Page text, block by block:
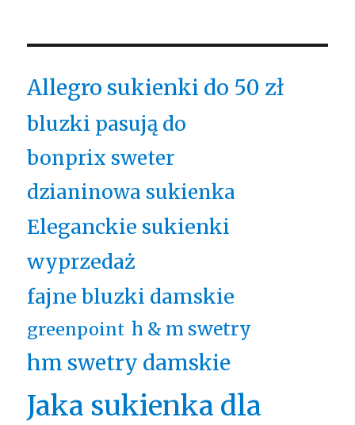
Allegro sukienki do 50 zł
bluzki pasują do
bonprix sweter
dzianinowa sukienka
Eleganckie sukienki
wyprzedaż
fajne bluzki damskie
greenpoint h & m swetry
hm swetry damskie
Jaka sukienka dla